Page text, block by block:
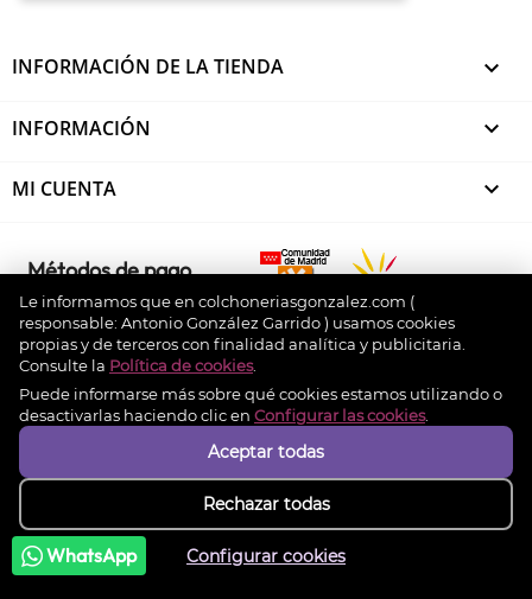
WhatsApp
INFORMACIÓN DE LA TIENDA 
INFORMACIÓN 
MI CUENTA 
Le informamos que en colchoneriasgonzalez.com (
responsable: Antonio González Garrido ) usamos cookies
propias y de terceros con finalidad analítica y publicitaria.
Consulte la Política de cookies.
Puede informarse más sobre qué cookies estamos utilizando o
desactivarlas haciendo clic en Configurar las cookies.
Aceptar todas
Rechazar todas
Configurar cookies
Métodos de pago
© 2026 - colchoneriasgonzalez.com. Design by
Experto Prestashop